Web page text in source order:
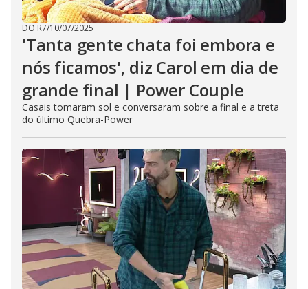
DO R7/10/07/2025
'Tanta gente chata foi embora e
nós ficamos', diz Carol em dia de
grande final | Power Couple
Casais tomaram sol e conversaram sobre a final e a treta
do último Quebra-Power